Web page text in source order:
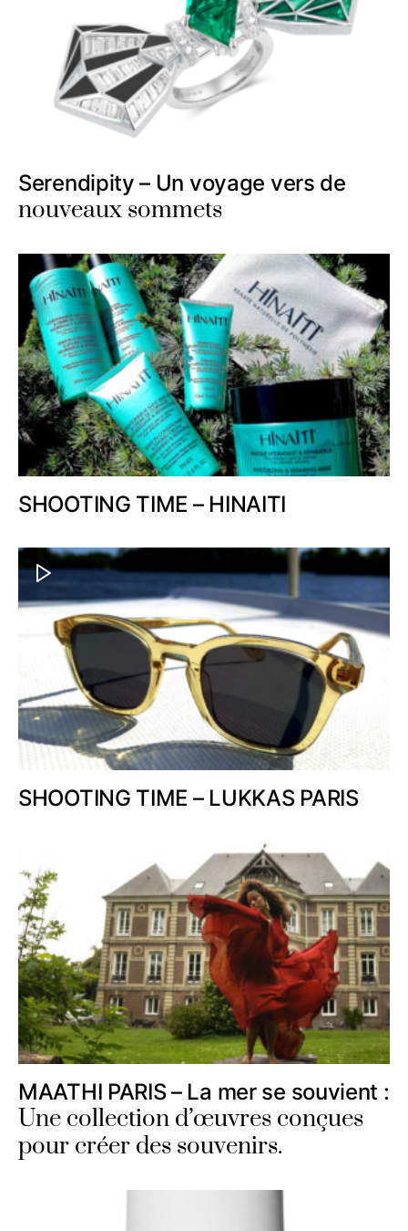
Serendipity – Un voyage vers de
nouveaux sommets
SHOOTING TIME – HINAITI
SHOOTING TIME – LUKKAS PARIS
MAATHI PARIS – La mer se souvient :
Une collection d’œuvres conçues
pour créer des souvenirs.